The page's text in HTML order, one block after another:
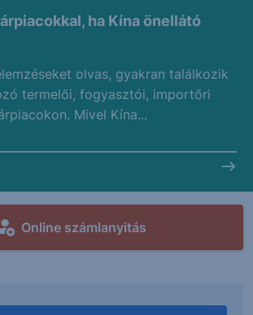
ha Kína önellátó
olvas, gyakran találkozik
termelői, fogyasztói, importőri
Mivel Kína...
Online számlanyitás